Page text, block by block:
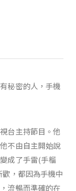
秘密的人，手機
台主持節目。他
不由自主開始說
成了手雷(手榴
，都因為手機中
流暢而準確的在